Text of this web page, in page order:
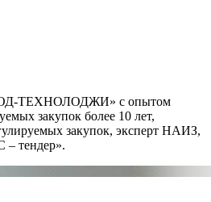
ТЕХНОЛОДЖИ» с опытом
закупок более 10 лет,
закупок, эксперт НАИЗ,
– тендер».